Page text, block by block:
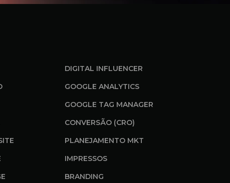
DIGITAL INFLUENCER
GOOGLE ANALYTICS
GOOGLE TAG MANAGER
CONVERSÃO (CRO)
PLANEJAMENTO MKT
IMPRESSOS
BRANDING